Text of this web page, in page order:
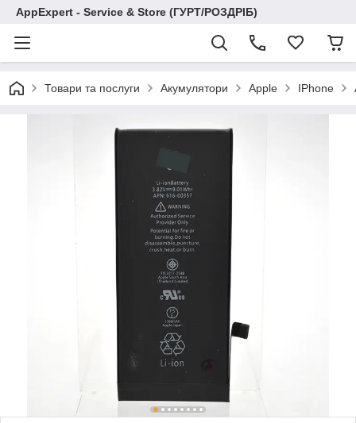
AppExpert - Service & Store (ГУРТ/РОЗДРІБ)
Товари та послуги Акумулятори Apple IPhone